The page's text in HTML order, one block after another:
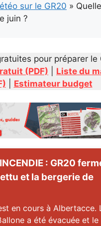
sur le GR20 »
juin ?
pour préparer le
(PDF)
Liste du
Estimateur budget
: GR20
et la bergerie de
en cours à Albertacce.
a été évacuée et le